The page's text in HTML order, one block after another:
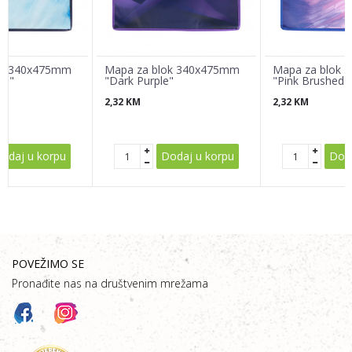
340x475mm
u korpu
Mapa za blok 340x475mm
"Dark Purple"
2,32 KM
Dodaj u korpu
Mapa za blok
"Pink Brushed"
2,32 KM
POVEŽIMO SE
Pronađite nas na društvenim mrežama